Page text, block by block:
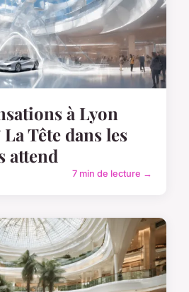
à Lyon
Tête dans les
attend
7 min de lecture →